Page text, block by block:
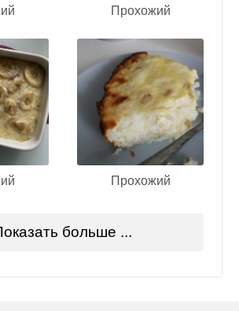
Прохожий
Прохожий
больше ...